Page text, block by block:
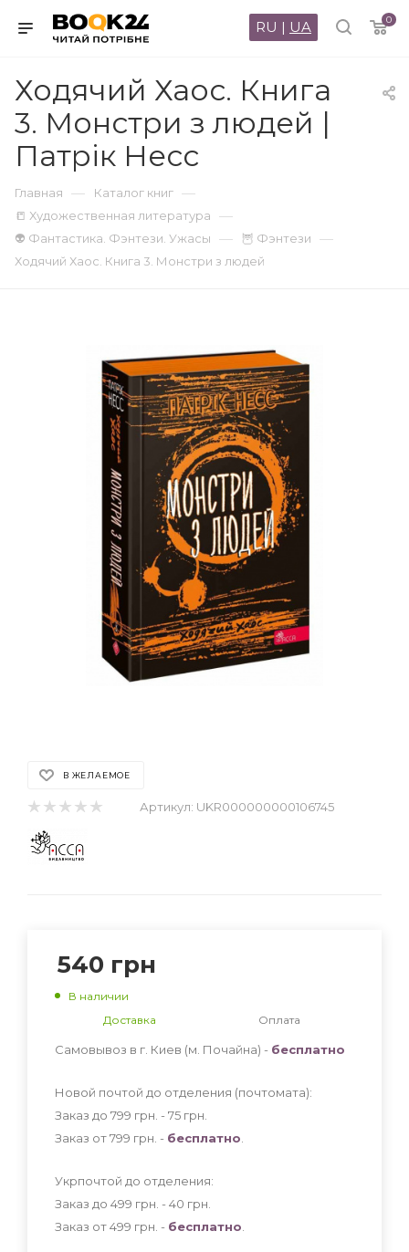
0
RU | UA
Ходячий Хаос. Книга
3. Монстри з людей |
Патрік Несс
Главная — Каталог книг —
📒 Художественная литература —
👽 Фантастика. Фэнтези. Ужасы — 🦉 Фэнтези —
Ходячий Хаос. Книга 3. Монстри з людей
В ЖЕЛАЕМОЕ
Артикул: UKR000000000106745
540 грн
В наличии
Доставка
Оплата
Самовывоз в г. Киев (м. Почайна) - бесплатно
Новой почтой до отделения (почтомата):
Заказ до 799 грн. - 75 грн
Заказ от 799 грн. - бесплатно
Укрпочтой до отделения:
Заказ до 499 грн. - 40 грн
Заказ от 499 грн. - бесплатно